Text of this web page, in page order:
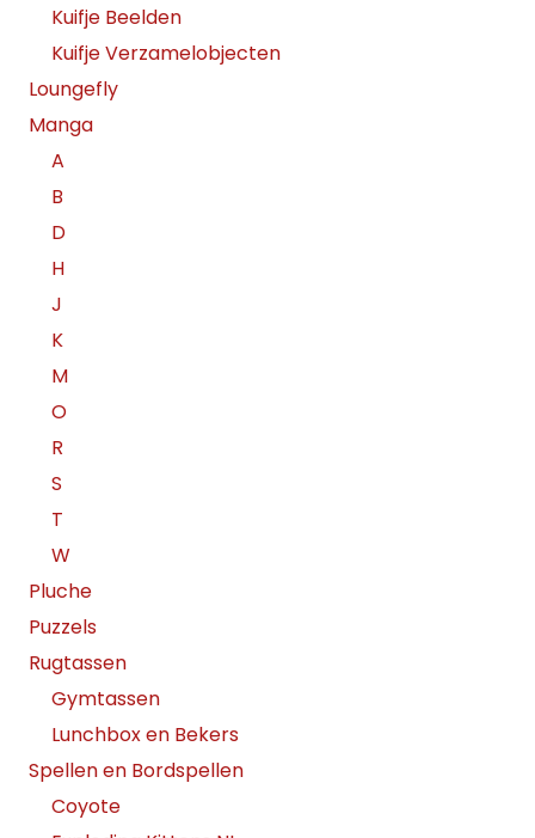
Kuifje Beelden
Kuifje Verzamelobjecten
Loungefly
Manga
A
B
D
H
J
K
M
O
R
S
T
W
Pluche
Puzzels
Rugtassen
Gymtassen
Lunchbox en Bekers
Spellen en Bordspellen
Coyote